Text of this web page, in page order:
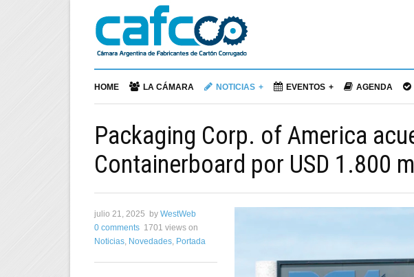
HOME LA CÁMARA NOTICIAS EVENTOS AGENDA
Packaging Corp. of America
Containerboard por USD 1.800
julio 21, 2025 by WestWeb
0 comments 1701 views on
Noticias, Novedades, Portada